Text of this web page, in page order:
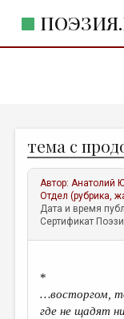
ЖАНРЫ
АВТОРЫ
КОММЕНТАРИИ
ЛИТСАЛОН
ПРАВИЛА САЙТА
тема с
Автор:Анатолий
Отдел (рубрика,
Дата и время
Сертификат
*
…восторгом,
где не щадят